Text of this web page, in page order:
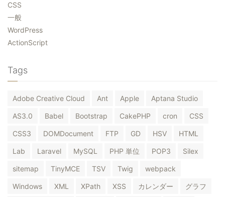
CSS
一般
WordPress
ActionScript
Tags
Adobe Creative Cloud Ant Apple Aptana Studio
AS3.0 Babel Bootstrap CakePHP cron CSS
CSS3 DOMDocument FTP GD HSV HTML
Lab Laravel MySQL PHP 単位 POP3 Silex
sitemap TinyMCE TSV Twig webpack
Windows XML XPath XSS カレンダー グラフ